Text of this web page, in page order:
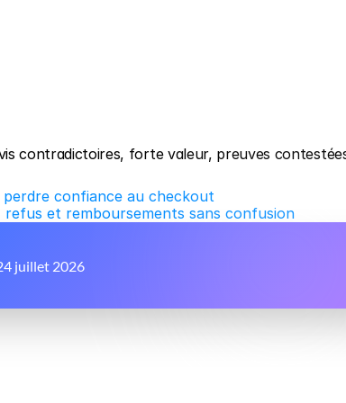
contradictoires, forte valeur, preuves
perdre confiance au checkout
refus et remboursements sans confusion
juillet 2026